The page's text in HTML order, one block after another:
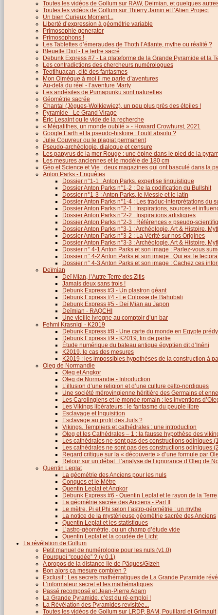
Toutes les vidéos de Gollum sur RAW, Deimian, et quelques
Toutes les vidéos de Gollum sur Thierry Jamin et l’Alien Project
Un bien Curieux Moment...
Liberté d’expression à géométrie variable
Primosophie generator
Primosophons !
Les Tablettes d’émeraudes de Thoth l’Atlante, mythe ou réalité ?
Bleuette Diot - Le tertre sacré
Debunk Express #7 - La plateforme de la Grande Pyramide et la
Les contradictions des chercheurs numérologues
Teotihuacan, cité des fantasmes
Mon Olmèque à moi il me parle d’aventures
Au-delà du réel - l’aventure Marty
Les andésites de Pumapunku sont naturelles
Géométrie sacrée
Chantal (Jègues-Wolkiewiez), un peu plus près des étoiles !
Pyramide - Le Grand Virage
Éric Lesaint ou le vide de la recherche
« Mégalithes, un monde oublié » - Howard Crowhurst, 2021
Google Earth et la pseudo-histoire : l’outil absolu ?
Julie Couvreur ou le plagiat permanent
Pseudo-archéologie, dialogue et censure
Les papyrus de la mer Rouge : une épine dans le pied de la
Les mesures anciennes et le modèle de 180 cm
Géo et Science et Vie : deux magazines qui ont basculé dans la
Anton Parks - Enquêtes
Dossier n°1-1 : Anton Parks, expertise linguistique
Dossier Anton Parks n°1-2 : De la codification du Bullshit
Dossier n°1-3 : Anton Parks, le Messie et le latin
Dossier Anton Parks n°1-4 : Les traduc-interprétations du
Dossier Anton Parks n°2-1 : Inspirations, sources et
Dossier Anton Parks n°2-2 : Inspirations artistiques
Dossier Anton Parks n°2-3 : Références « pseudo-
Dossier Anton Parks n°3-1 : Archéologie, Art & Histoire,
Dossier Anton Parks n°3-2 : La Vérité sur nos Origines
Dossier Anton Parks n°3-3 : Archéologie, Art & Histoire,
Dossier n° 4-1 Anton Parks et son image : Parlez-vous
Dossier n° 4-2 Anton Parks et son image : Qui est le
Dossier n° 4-3 Anton Parks et son image : Cachez ces
Deïmian
Deï Mian, l’Autre Terre des Zitis
Jamais deux sans trois !
Debunk Express #3 - Un plastron géant
Debunk Express #4 - Le Colosse de Bahubali
Debunk Express #5 - Deï Mian au Japon
Deïmian - RAQCHI
Une vieille ivrogne au comptoir d’un bar
Fehmi Krasniqi - K2019
Debunk Express #8 - Une carte du monde en Egypte
Debunk Express #9 - K2019, fin de partie
Étude numérique du bateau antique égyptien dit d’Inéni
K2019, le cas des mesures
K2019 : les impossibles hypothèses de la construction à
Oleg de Normandie
Oleg et Angkor
Oleg de Normandie - Introduction
L’illusion d’une religion et d’une culture celto-nordiques
Une société mérovingienne héritière des Germains et
Les Carolingiens et le monde romain : les inventions
Les Vikings libérateurs : le fantasme du peuple libre
Esclavage et Inquisition
Esclavage au profit des Juifs ?
Vikings, Templiers et cathédrales : une introduction
Oleg et les Cathédrales – 1 : la fausse hypothèse des
Les cathédrales ne sont pas des constructions odiniques
Les cathédrales ne sont pas des constructions odiniques
Regard critique sur la « découverte » d’une formule par
Retour sur un débat : l’analyse de l’ignorance d’Oleg de
Quentin Leplat
La géométrie des Anciens pour les nuls
Conques et le Mètre
Quentin Leplat et Angkor
Debunk Express #6 - Quentin Leplat et le rayon de la Terre
La géomètrie sacrée des Anciens - Part II
Le mètre, Pi et Phi selon l’astro-géométrie : un mythe
La notice de la mystérieuse géomètrie sacrée des Anciens
Quentin Leplat et les statistiques
L’astro-géométrie, ou un champ d’étude vide
Quentin Leplat et la coudée de Licht
La révélation de Gollum
Petit manuel de numérologie pour les nuls (v1.0)
Pourquoi “coudée” ? (v 0.1)
A propos de la distance Ile de Pâques/Gizeh
Bon alors ça mesure combien ?
Exclusif : Les secrets mathématiques de La Grande Pyramide
L’informateur secret et les mathématiques
Passé recomposé et Jean-Pierre Adam
La Grande Pyramide, c’est du ré-emploi !
La Révélation des Pyramides revisitée...
Toutes les vidéos de Gollum sur LRDP, BAM, Pouillard et Grimault